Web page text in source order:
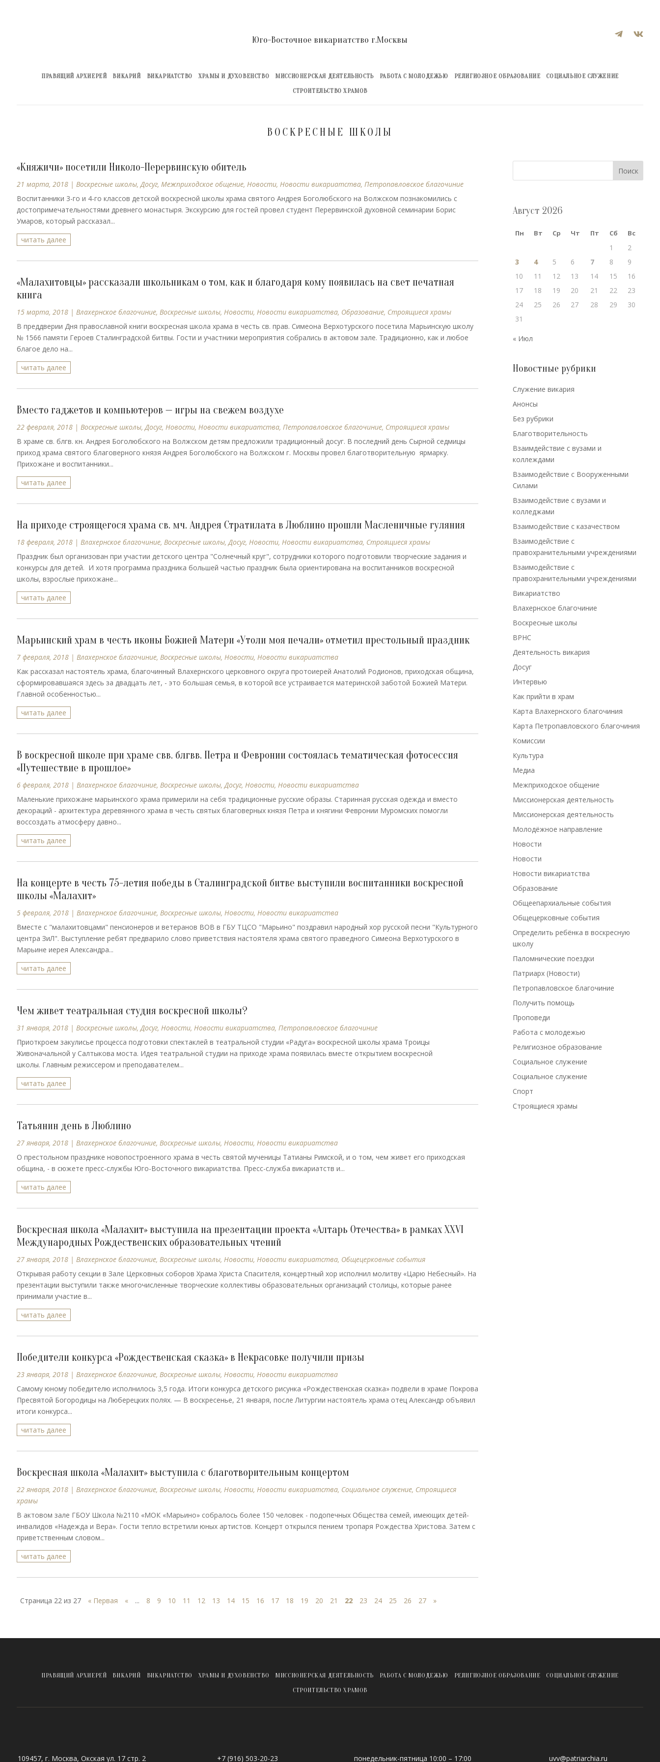
 
Юго-Восточное викариатство г.Москвы
ПРАВЯЩИЙ АРХИЕРЕЙ ВИКАРИЙ ВИКАРИАТСТВО ХРАМЫ И ДУХОВЕНСТВО МИССИОНЕРСКАЯ ДЕЯТЕЛЬНОСТЬ РАБОТА С МОЛОДЕЖЬЮ РЕЛИГИОЗНОЕ ОБРАЗОВАНИЕ
СОЦИАЛЬНОЕ СЛУЖЕНИЕ
СТРОИТЕЛЬСТВО ХРАМОВ
ВОСКРЕСНЫЕ ШКОЛЫ
«Княжичи» посетили Николо-Перервинскую обитель
21 марта, 2018| Воскресные школы,Досуг, Межприходское общение, Новости, Новости викариатства, Петропавловское благочиние
Воспитанники 3-го и 4-го классов детской воскресной школы храма святого Андрея Боголюбского на Волжском познакомились с
достопримечательностями древнего монастыря. Экскурсию для гостей провел студент Перервинской духовной семинарии Борис
Умаров, который рассказал...
читать далее
«Малахитовцы» рассказали школьникам о том, как и благодаря кому появилась на свет печатная
книга
15 марта, 2018| Влахернское благочиние, Воскресные школы, Новости, Новости викариатства, Образование, Строящиеся храмы
В преддверии Дня православной книги воскресная школа храма в честь св. прав. Симеона Верхотурского посетила Марьинскую школу
№ 1566 памяти Героев Сталинградской битвы. Гости и участники мероприятия собрались в актовом зале. Традиционно, как и любое
благое дело на...
читать далее
Вместо гаджетов и компьютеров — игры на свежем воздухе
22 февраля, 2018| Воскресные школы,Досуг, Новости, Новости викариатства, Петропавловское благочиние, Строящиеся храмы
В храме св. блгв. кн. Андрея Боголюбского на Волжском детям предложили традиционный досуг. В последний день Сырной седмицы
приход храма святого благоверного князя Андрея Боголюбского на Волжском г. Москвы провел благотворительную ярмарку.
Прихожане и воспитанники...
читать далее
На приходе строящегося храма св. мч. Андрея Стратилата в Люблино прошли Масленичные гуляния
18 февраля, 2018| Влахернское благочиние, Воскресные школы,Досуг, Новости, Новости викариатства, Строящиеся храмы
Праздник был организован при участии детского центра "Солнечный круг", сотрудники которого подготовили творческие задания и
конкурсы для детей. И хотя программа праздника большей частью праздник была ориентирована на воспитанников воскресной
школы, взрослые прихожане...
читать далее
Марьинский храм в честь иконы Божией Матери «Утоли моя печали» отметил престольный праздник
7 февраля, 2018| Влахернское благочиние, Воскресные школы, Новости, Новости викариатства
Как рассказал настоятель храма, благочинный Влахернского церковного округа протоиерей Анатолий Родионов, приходская община,
сформировавшаяся здесь за двадцать лет, - это большая семья, в которой все устраивается материнской заботой Божией Матери.
Главной особенностью...
читать далее
В воскресной школе при храме свв. блгвв. Петра и Февронии состоялась тематическая фотосессия
«Путешествие в прошлое»
6 февраля, 2018| Влахернское благочиние, Воскресные школы,Досуг, Новости, Новости викариатства
Маленькие прихожане марьинского храма примерили на себя традиционные русские образы. Старинная русская одежда и вместо
декораций - архитектура деревянного храма в честь святых благоверных князя Петра и княгини Февронии Муромских помогли
воссоздать атмосферу давно...
читать далее
На концерте в честь 75-летия победы в Сталинградской битве выступили воспитанники воскресной
школы «Малахит»
5 февраля, 2018| Влахернское благочиние, Воскресные школы, Новости, Новости викариатства
Вместе с "малахитовцами" пенсионеров и ветеранов ВОВ в ГБУ ТЦСО "Марьино" поздравил народный хор русской песни "Культурного
центра ЗиЛ". Выступление ребят предварило слово приветствия настоятеля храма святого праведного Симеона Верхотурского в
Марьине иерея Александра...
читать далее
Чем живет театральная студия воскресной школы?
31 января, 2018| Воскресные школы,Досуг, Новости, Новости викариатства, Петропавловское благочиние
Приоткроем закулисье процесса подготовки спектаклей в театральной студии «Радуга» воскресной школы храма Троицы
Живоначальной у Салтыкова моста. Идея театральной студии на приходе храма появилась вместе открытием воскресной
школы. Главным режиссером и преподавателем...
читать далее
Татьянин день в Люблино
27 января, 2018| Влахернское благочиние, Воскресные школы, Новости, Новости викариатства
О престольном празднике новопостроенного храма в честь святой мученицы Татианы Римской, и о том, чем живет его приходская
община, - в сюжете пресс-службы Юго-Восточного викариатства. Пресс-служба викариатств и...
читать далее
Воскресная школа «Малахит» выступила на презентации проекта «Алтарь Отечества» в рамках XXVI
Международных Рождественских образовательных чтений
27 января, 2018| Влахернское благочиние, Воскресные школы, Новости, Новости викариатства, Общецерковные события
Открывая работу секции в Зале Церковных соборов Храма Христа Спасителя, концертный хор исполнил молитву «Царю Небесный». На
презентации выступили также многочисленные творческие коллективы образовательных организаций столицы, которые ранее
принимали участие в...
читать далее
Победители конкурса «Рождественская сказка» в Некрасовке получили призы
23 января, 2018| Влахернское благочиние, Воскресные школы, Новости, Новости викариатства
Самому юному победителю исполнилось 3,5 года. Итоги конкурса детского рисунка «Рождественская сказка» подвели в храме Покрова
Пресвятой Богородицы на Люберецких полях. — В воскресенье, 21 января, после Литургии настоятель храма отец Александр объявил
итоги конкурса...
читать далее
Воскресная школа «Малахит» выступила с благотворительным концертом
22 января, 2018| Влахернское благочиние, Воскресные школы, Новости, Новости викариатства, Социальное служение, Строящиеся
храмы
В актовом зале ГБОУ Школа №2110 «МОК «Марьино» собралось более 150 человек - подопечных Общества семей, имеющих детей-
инвалидов «Надежда и Вера». Гости тепло встретили юных артистов. Концерт открылся пением тропаря Рождества Христова. Затем с
приветственным словом...
читать далее
Страница 22 из 27 « Первая « ... 8 9 10 11 12 13 14 15 16 17 18 19 20 21 22 23 24 25 26 27 »
Поиск
Август 2026
Пн Вт Ср Чт Пт Сб Вс
1
2
3
4 5 6 7 8
9
10
11 12 13 14 15
16
17
18 19 20 21 22
23
24
25 26 27 28 29
30
31
« Июл
Новостные рубрики
Cлужение викария
Анонсы
Без рубрики
Благотворительность
Взаимдействие с вузами и
коллеждами
Взаимодействие с Вооруженными
Силами
Взаимодействие с вузами и
колледжами
Взаимодействие с казачеством
Взаимодействие с
правохранительными учреждениями
Взаимодействие с
правохранительными учреждениями
Викариатство
Влахернское благочиние
Воскресные школы
ВРНС
Деятельность викария
Досуг
Интервью
Как прийти в храм
Карта Влахернского благочиния
Карта Петропавловского благочиния
Комиссии
Культура
Медиа
Межприходское общение
Миссионерская деятельность
Миссионерская деятельность
Молодёжное направление
Новости
Новости
Новости викариатства
Образование
Общеепархиальные события
Общецерковные события
Определить ребёнка в воскресную
школу
Паломнические поездки
Патриарх (Новости)
Петропавловское благочиние
Получить помощь
Проповеди
Работа с молодежью
Религиозное образование
Социальное служение
Социальное служение
Спорт
Строящиеся храмы
ПРАВЯЩИЙ АРХИЕРЕЙ ВИКАРИЙ ВИКАРИАТСТВО ХРАМЫ И ДУХОВЕНСТВО МИССИОНЕРСКАЯ ДЕЯТЕЛЬНОСТЬ РАБОТА С МОЛОДЕЖЬЮ РЕЛИГИОЗНОЕ ОБРАЗОВАНИЕ
СОЦИАЛЬНОЕ СЛУЖЕНИЕ
СТРОИТЕЛЬСТВО ХРАМОВ
109457, г. Москва, Окская ул. 17 стр. 2 +7 (916) 503-20-23 понедельник-пятница 10:00 – 17:00 uvv@patriarchia.ru